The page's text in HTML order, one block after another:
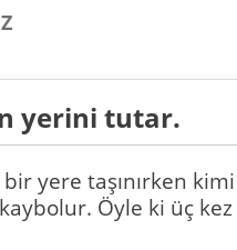
Z
yerini tutar.
yere taşınırken kimi
Öyle ki üç